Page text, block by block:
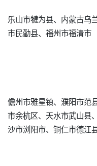
乐山市犍为县、内蒙古乌
市民勤县、福州市福清市
儋州市雅星镇、濮阳市范
市余杭区、天水市武山县
沙市浏阳市、铜仁市德江